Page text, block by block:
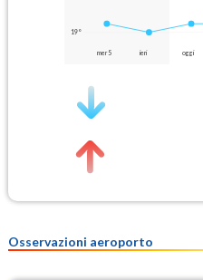
19°
mer 5 ieri oggi
Osservazioni aeroporto